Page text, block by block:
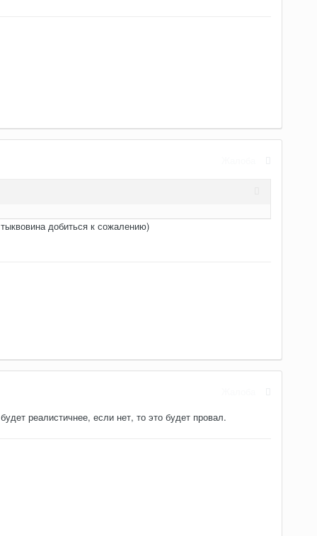
добиться к сожалению)
реалистичнее, если нет, то это будет провал.